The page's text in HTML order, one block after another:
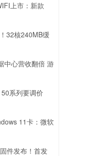
上市：新款
32核240MB缓
中心营收翻倍 游
系列要调价
11卡：微软
件发布！首发